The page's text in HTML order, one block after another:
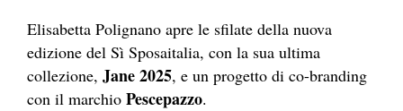
Elisabetta Polignano apre le sfilate della nuova
edizione del Sì Sposaitalia, con la sua ultima
collezione, Jane 2025, e un progetto di co-branding
con il marchio Pescepazzo.